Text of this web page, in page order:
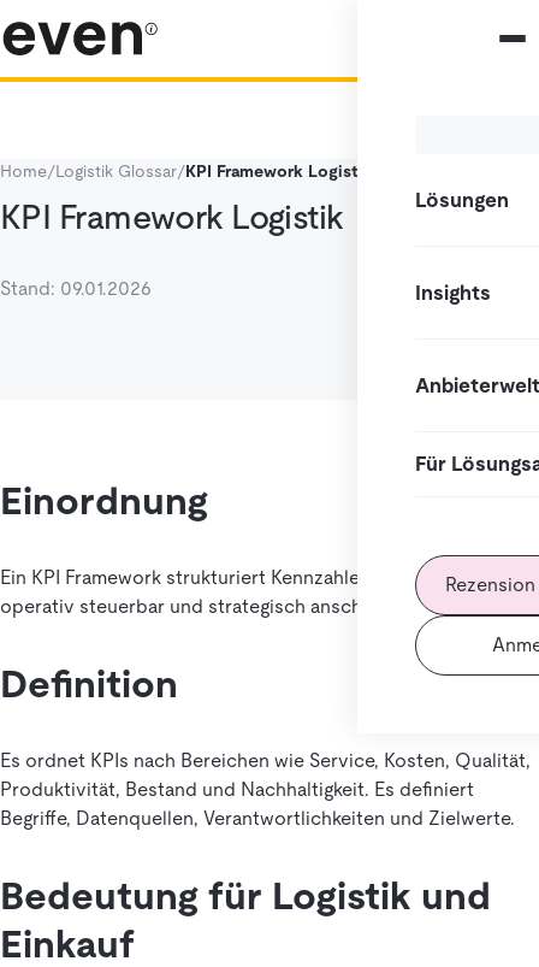
Lösungen
Insights
Anbieterwelt
Für
Home/Logistik Glossar/KPI Framework Logistik
KPI Framework Logistik
Stand: 09.01.2026
Einordnung
Ein KPI Framework strukturiert Kennzahlen, sodass sie
operativ steuerbar und strategisch anschlussfähig sind.
Definition
Es ordnet KPIs nach Bereichen wie Service, Kosten, Qualität,
Produktivität, Bestand und Nachhaltigkeit. Es definiert
Begriffe, Datenquellen, Verantwortlichkeiten und Zielwerte.
Bedeutung für Logistik und
Einkauf